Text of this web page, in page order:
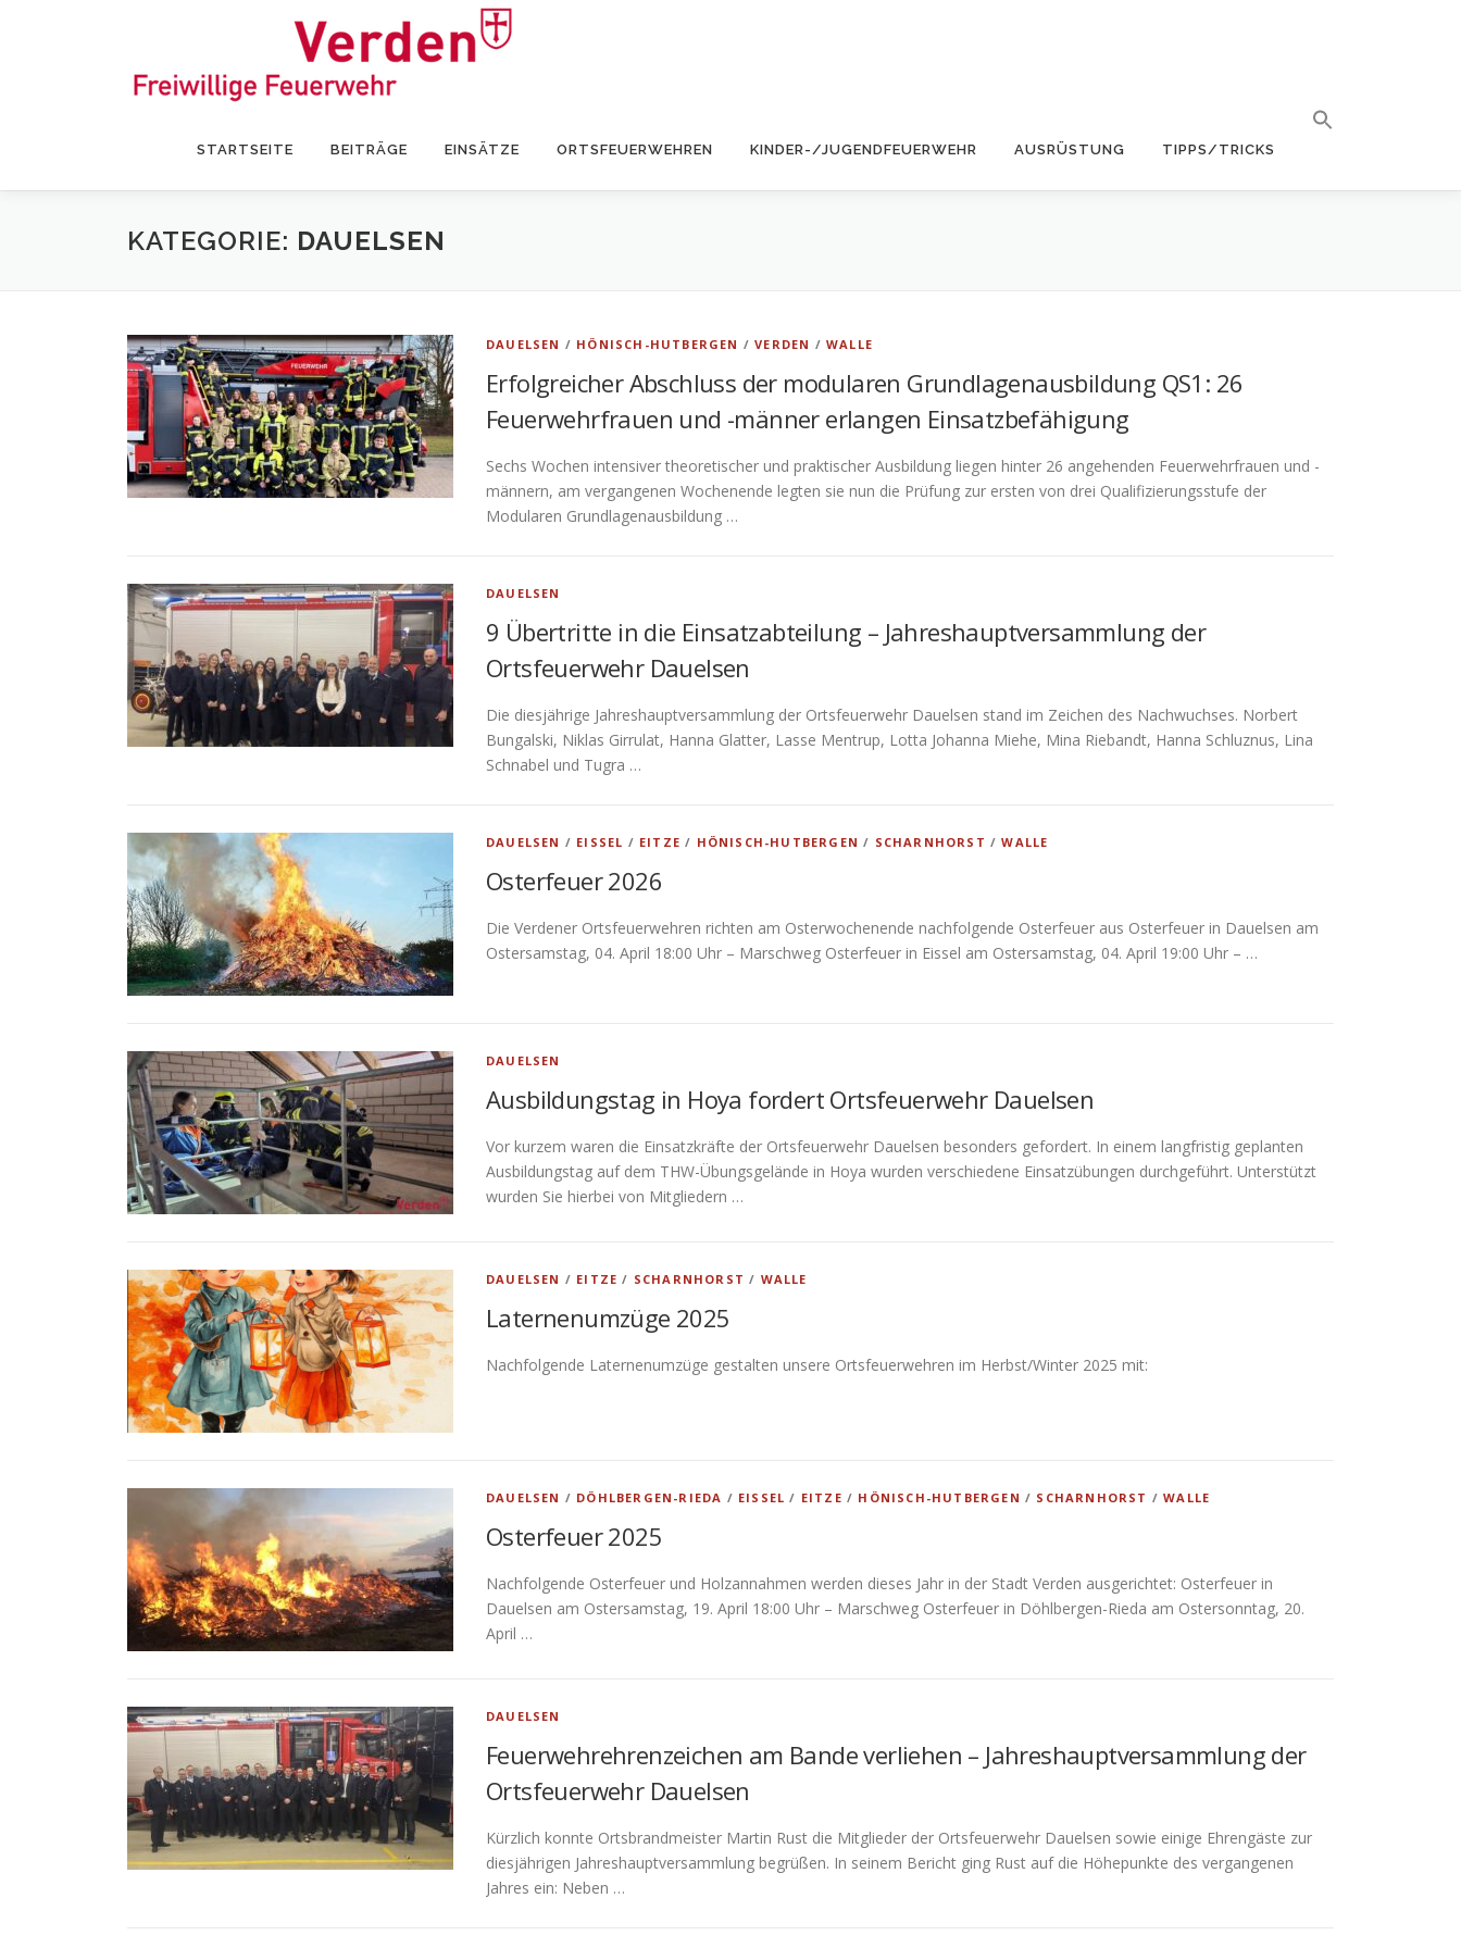
STARTSEITE BEITRÄGE EINSÄTZE ORTSFEUERWEHREN KINDER-/JUGENDFEUERWEHR AUSRÜSTUNG TIPPS/TRICKS
KATEGORIE: DAUELSEN
DAUELSEN / HÖNISCH-HUTBERGEN /VERDEN /WALLE
Erfolgreicher Abschluss der modularen Grundlagenausbildung QS1: 26
Feuerwehrfrauen und -männer erlangen Einsatzbefähigung
Sechs Wochen intensiver theoretischer und praktischer Ausbildung liegen hinter 26 angehenden Feuerwehrfrauen und -
männern, am vergangenen Wochenende legten sie nun die Prüfung zur ersten von drei Qualifizierungsstufe der
Modularen Grundlagenausbildung …
DAUELSEN
9 Übertritte in die Einsatzabteilung – Jahreshauptversammlung der
Ortsfeuerwehr Dauelsen
Die diesjährige Jahreshauptversammlung der Ortsfeuerwehr Dauelsen stand im Zeichen des Nachwuchses. Norbert
Bungalski, Niklas Girrulat, Hanna Glatter, Lasse Mentrup, Lotta Johanna Miehe, Mina Riebandt, Hanna Schluznus, Lina
Schnabel und Tugra …
DAUELSEN / EISSEL / EITZE / HÖNISCH-HUTBERGEN / SCHARNHORST /WALLE
Osterfeuer 2026
Die Verdener Ortsfeuerwehren richten am Osterwochenende nachfolgende Osterfeuer aus Osterfeuer in Dauelsen am
Ostersamstag, 04. April 18:00 Uhr – Marschweg Osterfeuer in Eissel am Ostersamstag, 04. April 19:00 Uhr – …
DAUELSEN
Ausbildungstag in Hoya fordert Ortsfeuerwehr Dauelsen
Vor kurzem waren die Einsatzkräfte der Ortsfeuerwehr Dauelsen besonders gefordert. In einem langfristig geplanten
Ausbildungstag auf dem THW-Übungsgelände in Hoya wurden verschiedene Einsatzübungen durchgeführt. Unterstützt
wurden Sie hierbei von Mitgliedern …
DAUELSEN / EITZE / SCHARNHORST / WALLE
Laternenumzüge 2025
Nachfolgende Laternenumzüge gestalten unsere Ortsfeuerwehren im Herbst/Winter 2025 mit:
DAUELSEN / DÖHLBERGEN-RIEDA / EISSEL / EITZE / HÖNISCH-HUTBERGEN / SCHARNHORST /WALLE
Osterfeuer 2025
Nachfolgende Osterfeuer und Holzannahmen werden dieses Jahr in der Stadt Verden ausgerichtet: Osterfeuer in
Dauelsen am Ostersamstag, 19. April 18:00 Uhr – Marschweg Osterfeuer in Döhlbergen-Rieda am Ostersonntag, 20.
April …
DAUELSEN
Feuerwehrehrenzeichen am Bande verliehen – Jahreshauptversammlung der
Ortsfeuerwehr Dauelsen
Kürzlich konnte Ortsbrandmeister Martin Rust die Mitglieder der Ortsfeuerwehr Dauelsen sowie einige Ehrengäste zur
diesjährigen Jahreshauptversammlung begrüßen. In seinem Bericht ging Rust auf die Höhepunkte des vergangenen
Jahres ein: Neben …